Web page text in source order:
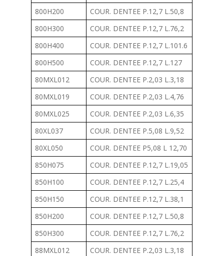
800H200
COUR. DENTEE P.12,7 L.50,8
800H300
COUR. DENTEE P.12,7 L.76,2
800H400
COUR. DENTEE P.12,7 L.101.6
800H500
COUR. DENTEE P.12,7 L.127
80MXL012
COUR. DENTEE P.2,03 L.3,18
80MXL019
COUR. DENTEE P.2,03 L.4,76
80MXL025
COUR. DENTEE P.2,03 L.6,35
80XL037
COUR. DENTEE P.5,08 L.9,52
80XL050
COUR. DENTEE P5,08 L 12,70
850H075
COUR. DENTEE P.12,7 L.19,05
850H100
COUR. DENTEE P.12,7 L.25,4
850H150
COUR. DENTEE P.12,7 L.38,1
850H200
COUR. DENTEE P.12,7 L.50,8
850H300
COUR. DENTEE P.12,7 L.76,2
88MXL012
COUR. DENTEE P.2,03 L.3,18